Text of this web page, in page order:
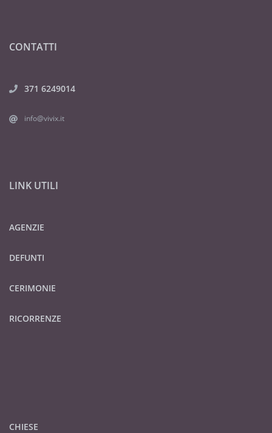
CONTATTI
371 6249014
info@vivix.it
LINK UTILI
AGENZIE
DEFUNTI
CERIMONIE
RICORRENZE
CHIESE